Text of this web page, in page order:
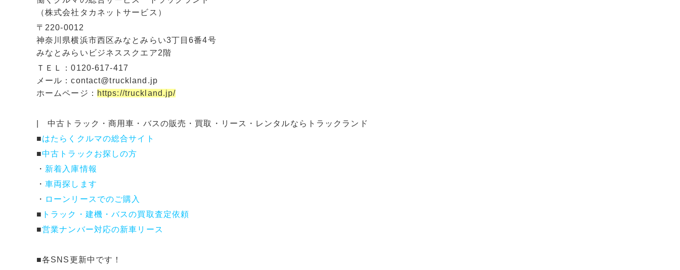
（株式会社タカネットサービス）
〒220-0012
神奈川県横浜市西区みなとみらい3丁目6番4号
みなとみらいビジネススクエア2階
ＴＥＬ：0120-617-417
メール：contact@truckland.jp
ホームページ： https://truckland.jp/
| 中古トラック・商用車・バスの販売・買取・リース・レンタルならトラックランド
■はたらくクルマの総合サイト
■中古トラックお探しの方
・ 新着入庫情報
・車両探します
・ ローンリースでのご購入
■ トラック・建機・バスの買取査定依頼
■営業ナンバー対応の新車リース
■各SNS更新中です！